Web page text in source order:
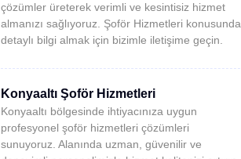
çözümler üreterek verimli ve kesintisiz hizmet
almanızı sağlıyoruz. Şoför Hizmetleri konusunda
detaylı bilgi almak için bizimle iletişime geçin.
Konyaaltı Şoför Hizmetleri
Konyaaltı bölgesinde ihtiyacınıza uygun
profesyonel şoför hizmetleri çözümleri
sunuyoruz. Alanında uzman, güvenilir ve